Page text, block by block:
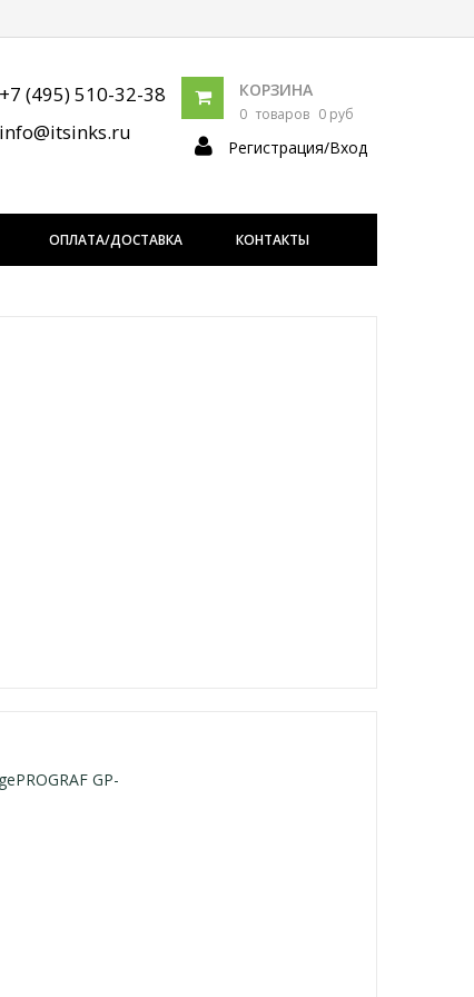
+7 (495) 510-32-38
info@itsinks.ru
КОРЗИНА
0 товаров 0 руб
Регистрация/Вход
ОПЛАТА/ДОСТАВКА КОНТАКТЫ
GP-